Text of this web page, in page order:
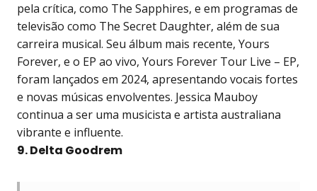
pela crítica, como The Sapphires, e em programas de
televisão como The Secret Daughter, além de sua
carreira musical. Seu álbum mais recente, Yours
Forever, e o EP ao vivo, Yours Forever Tour Live – EP,
foram lançados em 2024, apresentando vocais fortes
e novas músicas envolventes. Jessica Mauboy
continua a ser uma musicista e artista australiana
vibrante e influente.
9. Delta Goodrem